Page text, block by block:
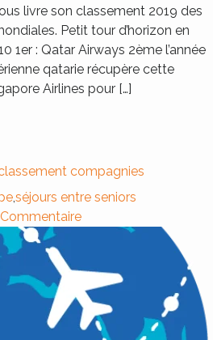
livre son classement 2019 des
Petit tour d’horizon en
1er : Qatar Airways 2ème l’année
qatarie récupère cette
Airlines pour […]
compagnies
,séjours entre seniors